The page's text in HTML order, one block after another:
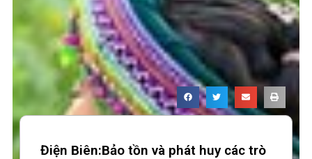
Điện Biên:Bảo tồn và phát huy các trò